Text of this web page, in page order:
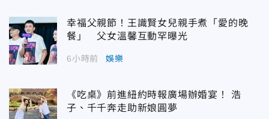
幸福父親節！王識賢女兒親手煮「愛的晚
餐」 父女溫馨互動罕曝光
6小時前 娛樂
《吃桌》前進紐約時報廣場辦婚宴！ 浩
子、千千奔走助新娘圓夢